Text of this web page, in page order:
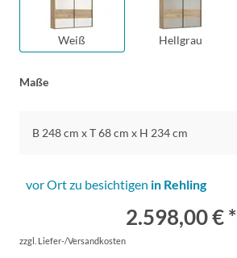
Weiß Hellgrau
Maße
B 248 cm x T 68 cm x H 234 cm
vor Ort zu besichtigen in Rehling
2.598,00 € *
zzgl. Liefer-/Versandkosten